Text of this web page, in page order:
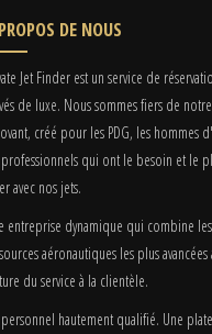
DE NOUS
Jet Finder est un service de
de luxe. Nous sommes fiers de
créé pour les PDG, les hommes
qui ont le besoin et le
avec nos jets.
entreprise dynamique qui combine les
aéronautiques les plus avancées
du service à la clientèle.
hautement qualifié. Une